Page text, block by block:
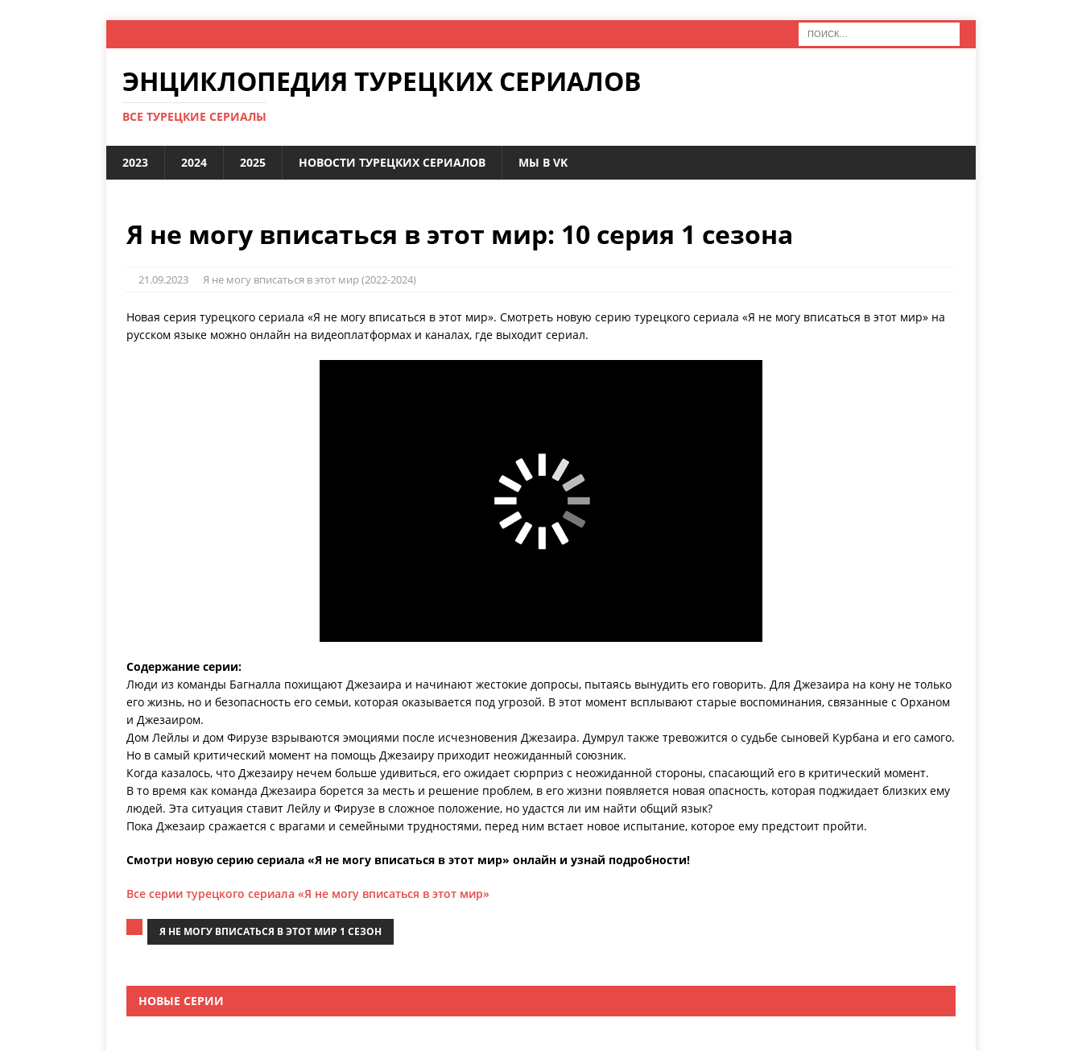
ЭНЦИКЛОПЕДИЯ ТУРЕЦКИХ СЕРИАЛОВ
ВСЕ ТУРЕЦКИЕ СЕРИАЛЫ
2023 2024 2025 НОВОСТИ ТУРЕЦКИХ СЕРИАЛОВ МЫ В VK
Я не могу вписаться в этот мир: 10 серия 1 сезона
21.09.2023 Я не могу вписаться в этот мир (2022-2024)
Новая серия турецкого сериала «Я не могу вписаться в этот мир». Смотреть новую серию турецкого сериала «Я не могу вписаться в этот мир» на
русском языке можно онлайн на видеоплатформах и каналах, где выходит сериал.
Содержание серии:
Люди из команды Багналла похищают Джезаира и начинают жестокие допросы, пытаясь вынудить его говорить. Для Джезаира на кону не только
его жизнь, но и безопасность его семьи, которая оказывается под угрозой. В этот момент всплывают старые воспоминания, связанные с Орханом
и Джезаиром.
Дом Лейлы и дом Фирузе взрываются эмоциями после исчезновения Джезаира. Думрул также тревожится о судьбе сыновей Курбана и его самого.
Но в самый критический момент на помощь Джезаиру приходит неожиданный союзник.
Когда казалось, что Джезаиру нечем больше удивиться, его ожидает сюрприз с неожиданной стороны, спасающий его в критический момент.
В то время как команда Джезаира борется за месть и решение проблем, в его жизни появляется новая опасность, которая поджидает близких ему
людей. Эта ситуация ставит Лейлу и Фирузе в сложное положение, но удастся ли им найти общий язык?
Пока Джезаир сражается с врагами и семейными трудностями, перед ним встает новое испытание, которое ему предстоит пройти.
Смотри новую серию сериала «Я не могу вписаться в этот мир» онлайн и узнай подробности!
Все серии турецкого сериала «Я не могу вписаться в этот мир»
Я НЕ МОГУ ВПИСАТЬСЯ В ЭТОТ МИР 1 СЕЗОН
НОВЫЕ СЕРИИ